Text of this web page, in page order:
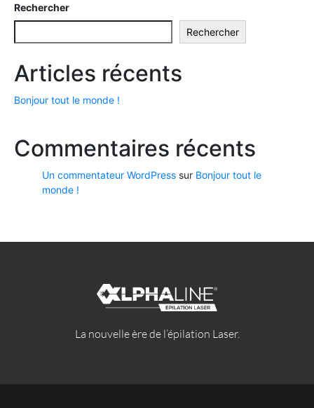
Rechercher
Rechercher
Articles récents
Bonjour tout le monde !
Commentaires récents
Un commentateur WordPress sur Bonjour tout le
monde !
La nouvelle ère de l’épilation Laser.